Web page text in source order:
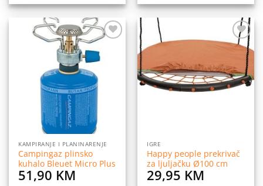
KAMPIRANJE I PLANINARENJE
Campingaz plinsko
kuhalo Bleuet Micro Plus
51,90 KM
Dodaj
želja
IGRE
Happy people prekrivač
za ljuljačku Ø100 cm
29,95 KM